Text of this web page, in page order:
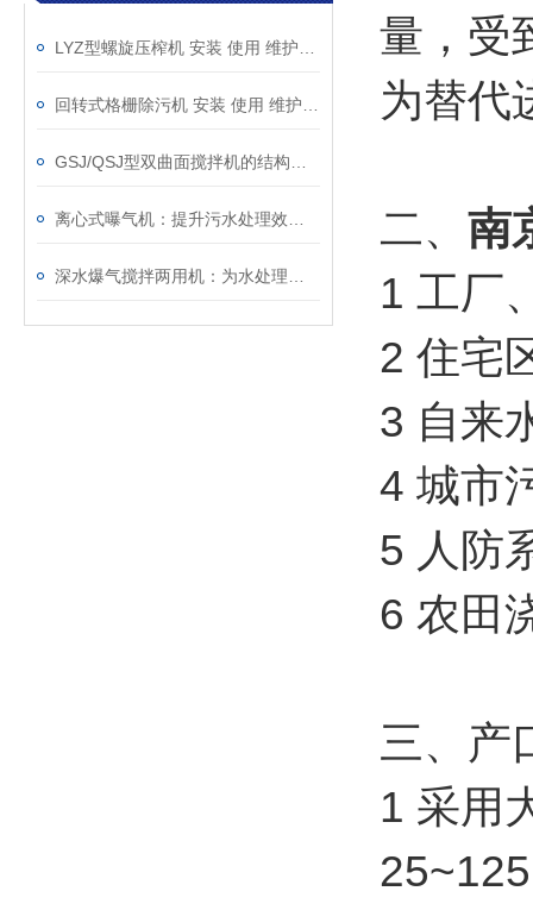
量，受
为替代
二、 南
1 工厂
2 住宅
3 自来
4 城市
5 人防
6 农田
三、产
1 采用